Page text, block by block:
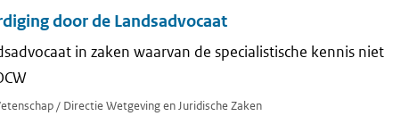
door de Landsadvocaat
in zaken waarvan de specialistische kennis niet
/ Directie Wetgeving en Juridische Zaken